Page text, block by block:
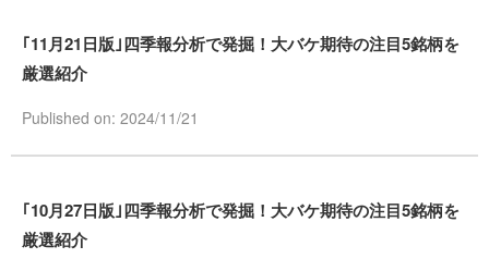
｢11月21日版｣四季報分析で発掘！大バケ期待の注目5銘柄を
厳選紹介
Published on: 2024/11/21
｢10月27日版｣四季報分析で発掘！大バケ期待の注目5銘柄を
厳選紹介